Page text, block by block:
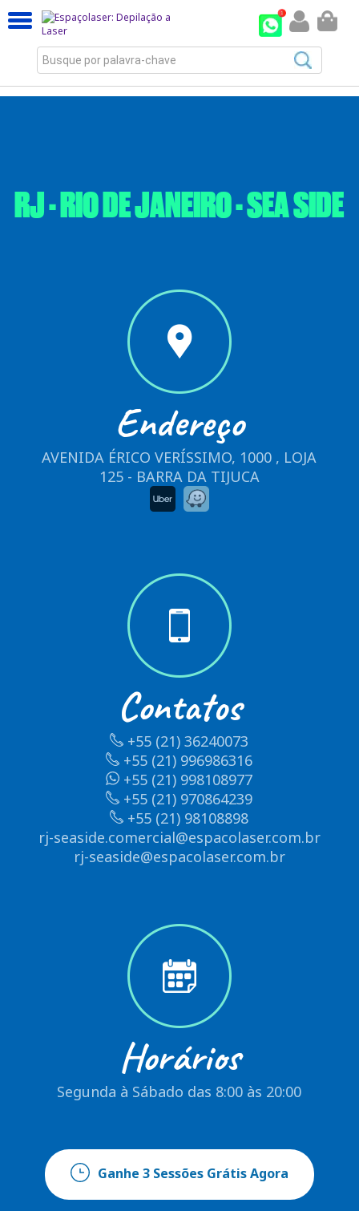
Busque por palavra-chave
RJ - RIO DE JANEIRO - SEA SIDE
Endereço
AVENIDA ÉRICO VERÍSSIMO, 1000 , LOJA
125 - BARRA DA TIJUCA
Contatos
+55 (21) 36240073
+55 (21) 996986316
+55 (21) 998108977
+55 (21) 970864239
+55 (21) 98108898
rj-seaside.comercial@espacolaser.com.br
rj-seaside@espacolaser.com.br
Horários
Segunda à Sábado das 8:00 às 20:00
Ganhe 3 Sessões Grátis Agora